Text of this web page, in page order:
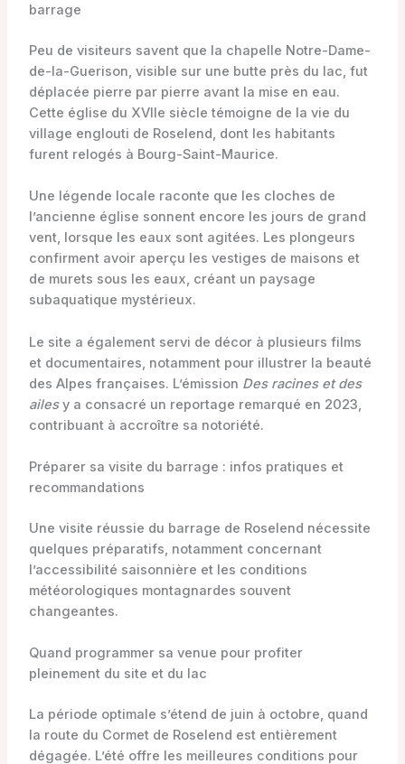
barrage
Peu de visiteurs savent que la chapelle Notre-Dame-
de-la-Guerison, visible sur une butte près du lac, fut
déplacée pierre par pierre avant la mise en eau.
Cette église du XVIIe siècle témoigne de la vie du
village englouti de Roselend, dont les habitants
furent relogés à Bourg-Saint-Maurice.
Une légende locale raconte que les cloches de
l’ancienne église sonnent encore les jours de grand
vent, lorsque les eaux sont agitées. Les plongeurs
confirment avoir aperçu les vestiges de maisons et
de murets sous les eaux, créant un paysage
subaquatique mystérieux.
Le site a également servi de décor à plusieurs films
et documentaires, notamment pour illustrer la beauté
des Alpes françaises. L’émission Des racines et des
ailesy a consacré un reportage remarqué en 2023,
contribuant à accroître sa notoriété.
Préparer sa visite du barrage : infos pratiques et
recommandations
Une visite réussie du barrage de Roselend nécessite
quelques préparatifs, notamment concernant
l’accessibilité saisonnière et les conditions
météorologiques montagnardes souvent
changeantes.
Quand programmer sa venue pour profiter
pleinement du site et du lac
La période optimale s’étend de juin à octobre, quand
la route du Cormet de Roselend est entièrement
dégagée. L’été offre les meilleures conditions pour